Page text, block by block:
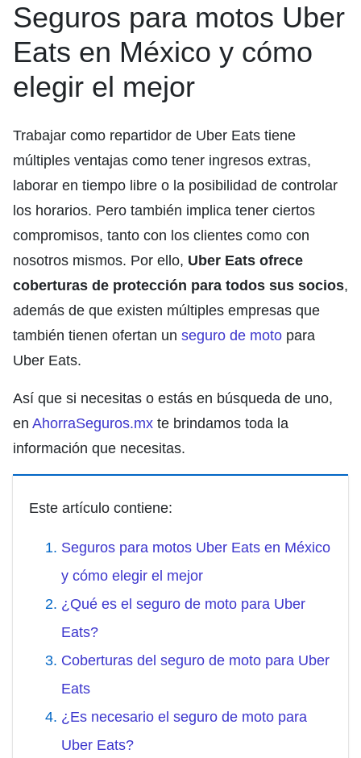
Seguros para motos Uber
Eats en México y cómo
elegir el mejor
Trabajar como repartidor de Uber Eats tiene
múltiples ventajas como tener ingresos extras,
laborar en tiempo libre o la posibilidad de controlar
los horarios. Pero también implica tener ciertos
compromisos, tanto con los clientes como con
nosotros mismos. Por ello, Uber Eats ofrece
coberturas de protección para todos sus socios,
además de que existen múltiples empresas que
también tienen ofertan un seguro de moto para
Uber Eats.
Así que si necesitas o estás en búsqueda de uno,
en AhorraSeguros.mx te brindamos toda la
información que necesitas.
Este artículo contiene:
Seguros para motos Uber Eats en México
y cómo elegir el mejor
¿Qué es el seguro de moto para Uber
Eats?
Coberturas del seguro de moto para Uber
Eats
¿Es necesario el seguro de moto para
Uber Eats?